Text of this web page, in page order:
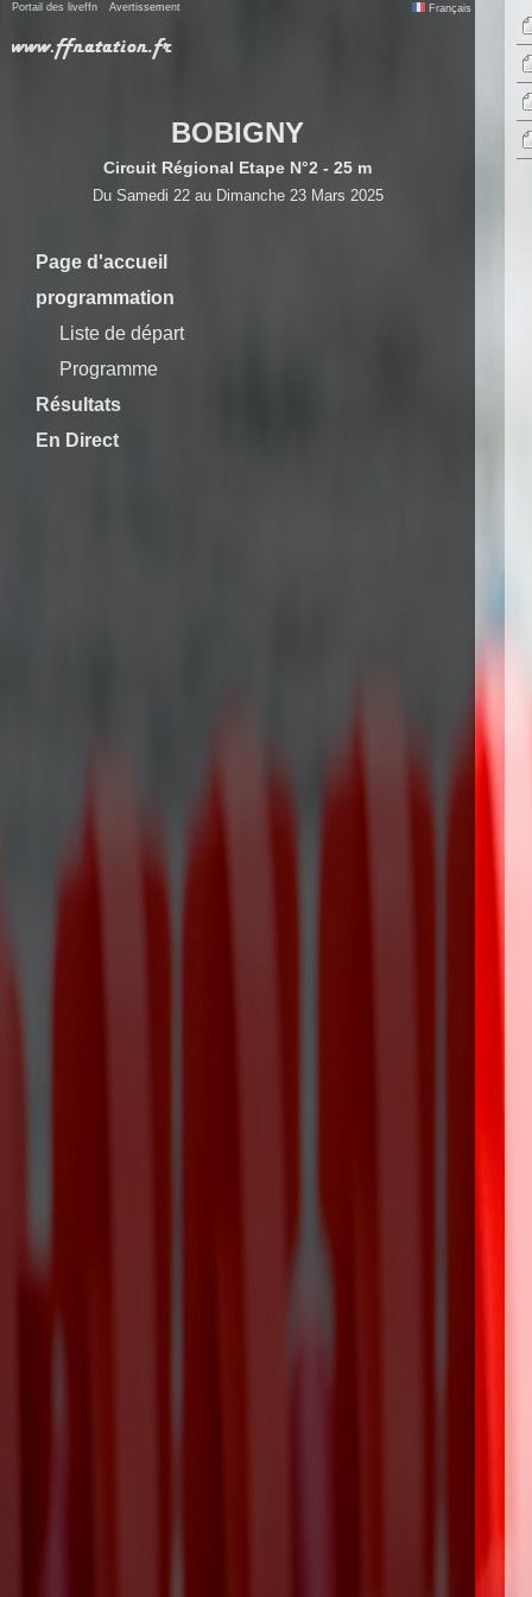
Portail des liveffn Avertissement Français
BOBIGNY
Circuit Régional Etape N°2 - 25 m
Du Samedi 22 au Dimanche 23 Mars 2025
Page d'accueil
programmation
Liste de départ
Programme
Résultats
En Direct